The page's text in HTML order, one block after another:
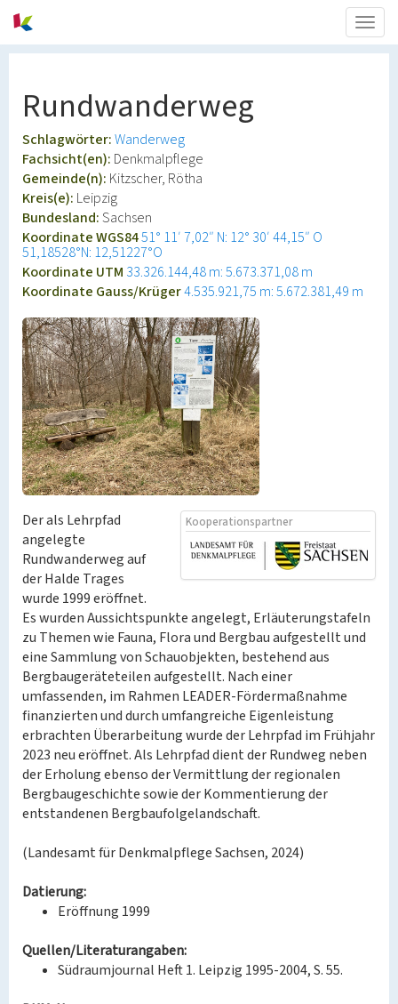
Rundwanderweg
Schlagwörter:Wanderweg
Fachsicht(en): Denkmalpflege
Gemeinde(n): Kitzscher, Rötha
Kreis(e): Leipzig
Bundesland:Sachsen
Koordinate WGS8451° 11′ 7,02″ N: 12° 30′ 44,15″ O
51,18528°N: 12,51227°O
Koordinate UTM 33.326.144,48 m: 5.673.371,08 m
Koordinate Gauss/Krüger4.535.921,75 m: 5.672.381,49 m
Kooperationspartner
Der als Lehrpfad
angelegte
Rundwanderweg auf
der Halde Trages
wurde 1999 eröffnet.
Es wurden Aussichtspunkte angelegt, Erläuterungstafeln
zu Themen wie Fauna, Flora und Bergbau aufgestellt und
eine Sammlung von Schauobjekten, bestehend aus
Bergbaugeräteteilen aufgestellt. Nach einer
umfassenden, im Rahmen LEADER-Fördermaßnahme
finanzierten und durch umfangreiche Eigenleistung
erbrachten Überarbeitung wurde der Lehrpfad im Frühjahr
2023 neu eröffnet. Als Lehrpfad dient der Rundweg neben
der Erholung ebenso der Vermittlung der regionalen
Bergbaugeschichte sowie der Kommentierung der
entstandenen Bergbaufolgelandschaft.
(Landesamt für Denkmalpflege Sachsen, 2024)
Datierung:
Eröffnung 1999
Quellen/Literaturangaben:
Südraumjournal Heft 1. Leipzig 1995-2004, S. 55.